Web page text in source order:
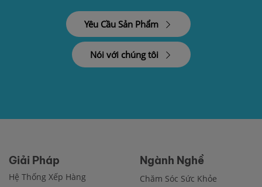
Yêu Cầu Sản Phẩm
Nói với chúng tôi
Giải Pháp
Hệ Thống Xếp Hàng
Ngành Nghề
Chăm Sóc Sức Khỏe